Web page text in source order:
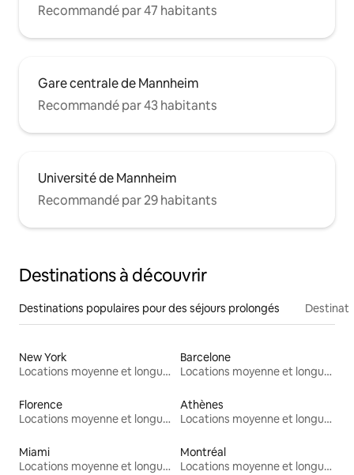
Recommandé par 47 habitants
Gare centrale de Mannheim
Recommandé par 43 habitants
Université de Mannheim
Recommandé par 29 habitants
Destinations à découvrir
Destinations populaires pour des séjours prolongés
New York
Locations moyenne et longue durée
Barcelone
Locations moyenne et longue durée
Florence
Locations moyenne et longue durée
Athènes
Locations moyenne et longue durée
Miami
Locations moyenne et longue durée
Montréal
Locations moyenne et longue durée